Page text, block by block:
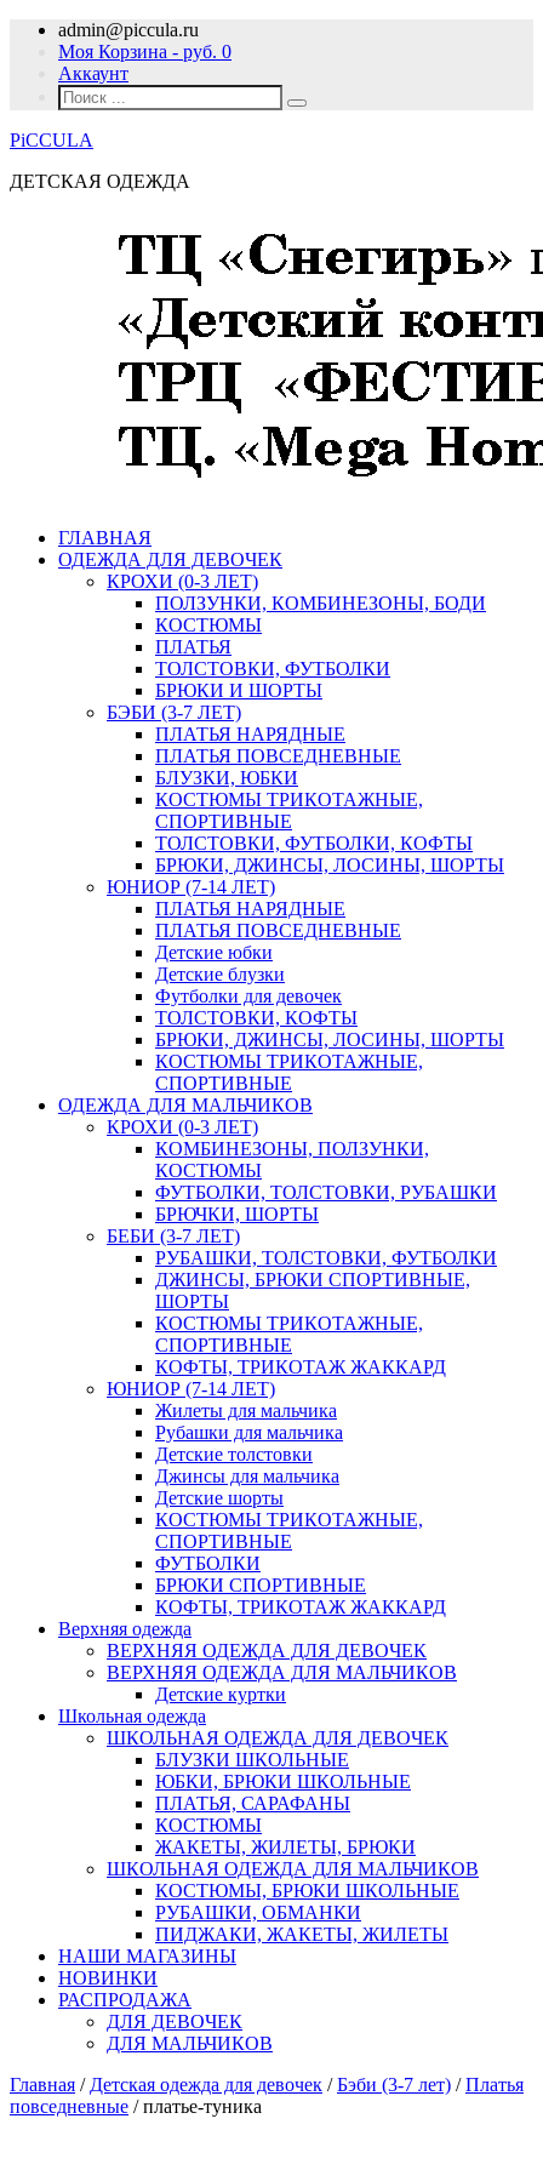
admin@piccula.ru
Моя Корзина - руб. 0
Аккаунт
PiCCULA
ДЕТСКАЯ ОДЕЖДА
ГЛАВНАЯ
ОДЕЖДА ДЛЯ ДЕВОЧЕК
КРОХИ (0-3 ЛЕТ)
ПОЛЗУНКИ, КОМБИНЕЗОНЫ, БОДИ
КОСТЮМЫ
ПЛАТЬЯ
ТОЛСТОВКИ, ФУТБОЛКИ
БРЮКИ И ШОРТЫ
БЭБИ (3-7 ЛЕТ)
ПЛАТЬЯ НАРЯДНЫЕ
ПЛАТЬЯ ПОВСЕДНЕВНЫЕ
БЛУЗКИ, ЮБКИ
КОСТЮМЫ ТРИКОТАЖНЫЕ,
СПОРТИВНЫЕ
ТОЛСТОВКИ, ФУТБОЛКИ, КОФТЫ
БРЮКИ, ДЖИНСЫ, ЛОСИНЫ, ШОРТЫ
ЮНИОР (7-14 ЛЕТ)
ПЛАТЬЯ НАРЯДНЫЕ
ПЛАТЬЯ ПОВСЕДНЕВНЫЕ
Детские юбки
Детские блузки
Футболки для девочек
ТОЛСТОВКИ, КОФТЫ
БРЮКИ, ДЖИНСЫ, ЛОСИНЫ, ШОРТЫ
КОСТЮМЫ ТРИКОТАЖНЫЕ,
СПОРТИВНЫЕ
ОДЕЖДА ДЛЯ МАЛЬЧИКОВ
КРОХИ (0-3 ЛЕТ)
КОМБИНЕЗОНЫ, ПОЛЗУНКИ,
КОСТЮМЫ
ФУТБОЛКИ, ТОЛСТОВКИ, РУБАШКИ
БРЮЧКИ, ШОРТЫ
БЕБИ (3-7 ЛЕТ)
РУБАШКИ, ТОЛСТОВКИ, ФУТБОЛКИ
ДЖИНСЫ, БРЮКИ СПОРТИВНЫЕ,
ШОРТЫ
КОСТЮМЫ ТРИКОТАЖНЫЕ,
СПОРТИВНЫЕ
КОФТЫ, ТРИКОТАЖ ЖАККАРД
ЮНИОР (7-14 ЛЕТ)
Жилеты для мальчика
Рубашки для мальчика
Детские толстовки
Джинсы для мальчика
Детские шорты
КОСТЮМЫ ТРИКОТАЖНЫЕ,
СПОРТИВНЫЕ
ФУТБОЛКИ
БРЮКИ СПОРТИВНЫЕ
КОФТЫ, ТРИКОТАЖ ЖАККАРД
Верхняя одежда
ВЕРХНЯЯ ОДЕЖДА ДЛЯ ДЕВОЧЕК
ВЕРХНЯЯ ОДЕЖДА ДЛЯ МАЛЬЧИКОВ
Детские куртки
Школьная одежда
ШКОЛЬНАЯ ОДЕЖДА ДЛЯ ДЕВОЧЕК
БЛУЗКИ ШКОЛЬНЫЕ
ЮБКИ, БРЮКИ ШКОЛЬНЫЕ
ПЛАТЬЯ, САРАФАНЫ
КОСТЮМЫ
ЖАКЕТЫ, ЖИЛЕТЫ, БРЮКИ
ШКОЛЬНАЯ ОДЕЖДА ДЛЯ МАЛЬЧИКОВ
КОСТЮМЫ, БРЮКИ ШКОЛЬНЫЕ
РУБАШКИ, ОБМАНКИ
ПИДЖАКИ, ЖАКЕТЫ, ЖИЛЕТЫ
НАШИ МАГАЗИНЫ
НОВИНКИ
РАСПРОДАЖА
ДЛЯ ДЕВОЧЕК
ДЛЯ МАЛЬЧИКОВ
Главная / Детская одежда для девочек /Бэби (3-7 лет) /Платья
повседневные / платье-туника